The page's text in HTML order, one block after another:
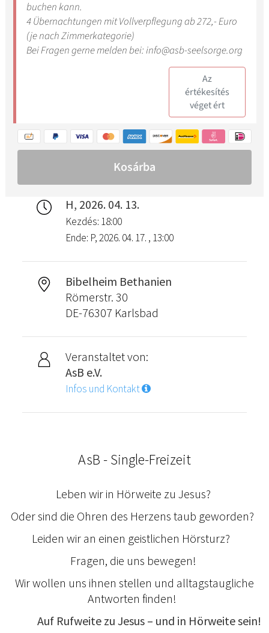
H, 2026. 04. 13.
Kezdés: 18:00
Ende: P, 2026. 04. 17. , 13:00
Bibelheim Bethanien
Römerstr. 30
DE-76307 Karlsbad
Veranstaltet von:
AsB e.V.
Infos und Kontakt
AsB - Single-Freizeit
Leben wir in Hörweite zu Jesus?
Oder sind die Ohren des Herzens taub geworden?
Leiden wir an einen geistlichen Hörsturz?
Fragen, die uns bewegen!
Wir wollen uns ihnen stellen und alltagstaugliche
Antworten finden!
Auf Rufweite zu Jesus – und in Hörweite sein!